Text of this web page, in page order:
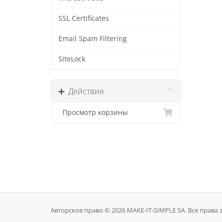
SSL Certificates
Email Spam Filtering
SiteLock
Действия
Просмотр корзины
Авторское право © 2026 MAKE-IT-SIMPLE SA. Все